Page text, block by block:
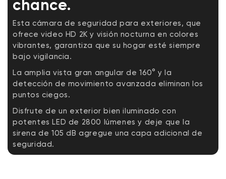
2K (2304 x 1296)
Visión nocturna en color
Cableado de 110 a 120 V CA
-4 °F - 140 °F (-20 °C - 60 °C)
Resistencia al agua IP65
Más información
IEEE802.11 b/g/n. Wi-Fi 2.4G b/g/n
Compatibilidad del teléfono: Android 9.0+,
iOS 15.0+
Integraciones: Alexa, Asistente de Google,
1x soporte de montaje
2x Tuercas para cables
1x gancho
chance.
Esta cámara de seguridad para exteriores, que
ofrece video HD 2K y visión nocturna en colores
vibrantes, garantiza que su hogar esté siempre
bajo vigilancia.
La amplia vista gran angular de 160° y la
detección de movimiento avanzada eliminan los
puntos ciegos.
Disfrute de un exterior bien iluminado con
potentes LED de 2800 lúmenes y deje que la
sirena de 105 dB agregue una capa adicional de
seguridad.